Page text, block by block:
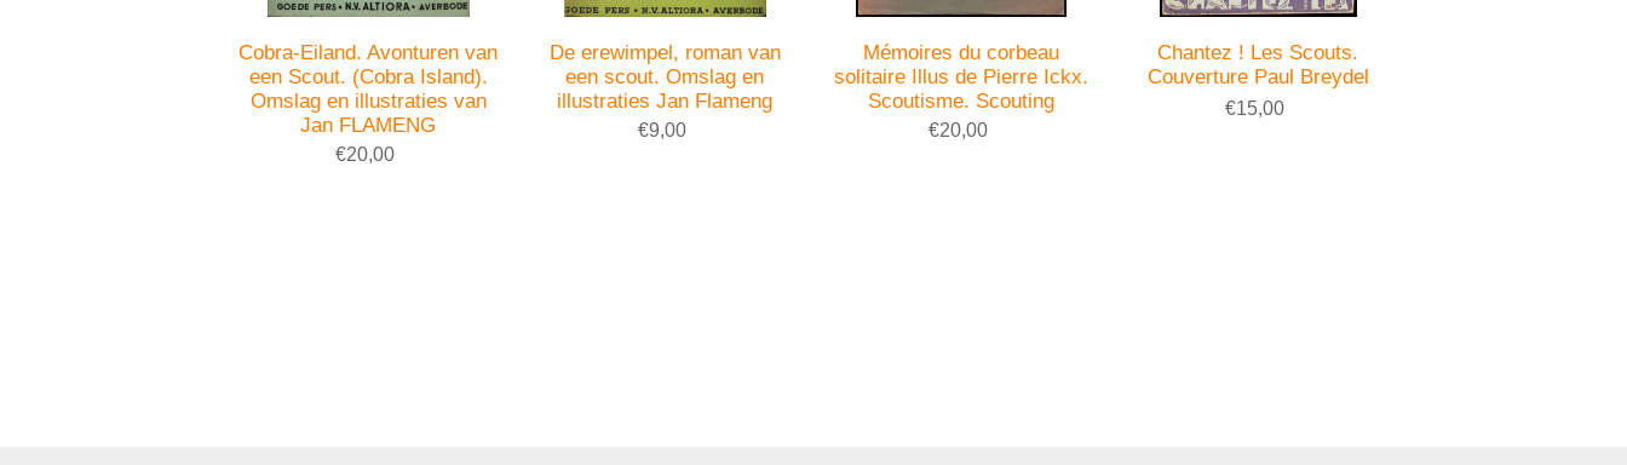
Cobra-Eiland. Avonturen van
een Scout. (Cobra Island).
Omslag en illustraties van
Jan FLAMENG
€20,00
De erewimpel, roman van
een scout. Omslag en
illustraties Jan Flameng
€9,00
Mémoires du corbeau
solitaire Illus de Pierre Ickx.
Scoutisme. Scouting
€20,00
Chantez ! Les Scouts.
Couverture Paul Breydel
€15,00